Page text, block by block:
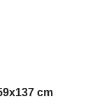
cm